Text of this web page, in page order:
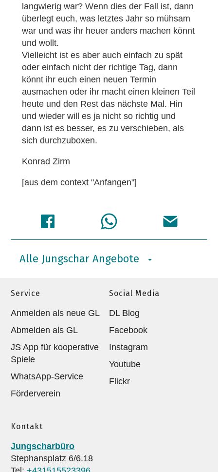
langwierig war? Wenn dies der Fall ist, dann
überlegt euch, was letztes Jahr so mühsam
war und was ihr heuer anders machen könnt
und wollt.
Vielleicht ist es aber auch einfach zu spät
oder einfach nicht der richtige Tag, dann
könnt ihr euch einen neuen Termin
ausmachen oder ihr macht einen kleinen Teil
heute und den Rest das nächste Mal. Hin
und wieder will es ja nicht so richtig und
dann ist es besser, es zu verschieben, als
sich durchzuboxen.
Konrad Zirm
[aus dem context "Anfangen"]
Alle Jungschar Angebote
Service
Anmelden als neue GL
Abmelden als GL
JS App für kooperative
Spiele
WhatsApp-Service
Förderverein
Social Media
DL Blog
Facebook
Instagram
Youtube
Flickr
Kontakt
Jungscharbüro
Stephansplatz 6/6.18